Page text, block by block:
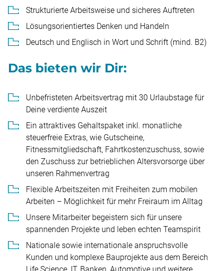
Strukturierte Arbeitsweise und sicheres Auftreten
Lösungsorientiertes Denken und Handeln
Deutsch und Englisch in Wort und Schrift (mind. B2)
Das bieten wir Dir:
Unbefristeten Arbeitsvertrag mit 30 Urlaubstage für
Deine verdiente Auszeit
Ein attraktives Gehaltspaket inkl. monatliche
steuerfreie Extras, wie Gutscheine,
Fitnessmitgliedschaft, Fahrtkostenzuschuss, sowie
den Zuschuss zur betrieblichen Altersvorsorge über
unseren Rahmenvertrag
Flexible Arbeitszeiten mit Freiheiten zum mobilen
Arbeiten – Möglichkeit für mehr Freiraum im Alltag
Unsere Mitarbeiter begeistern sich für unsere
spannenden Projekte und leben echten Teamspirit
Nationale sowie internationale anspruchsvolle
Kunden und komplexe Bauprojekte aus dem Bereich